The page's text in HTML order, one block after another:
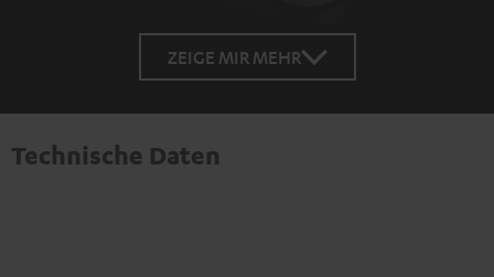
ZEIGE MIR MEHR
Technische Daten